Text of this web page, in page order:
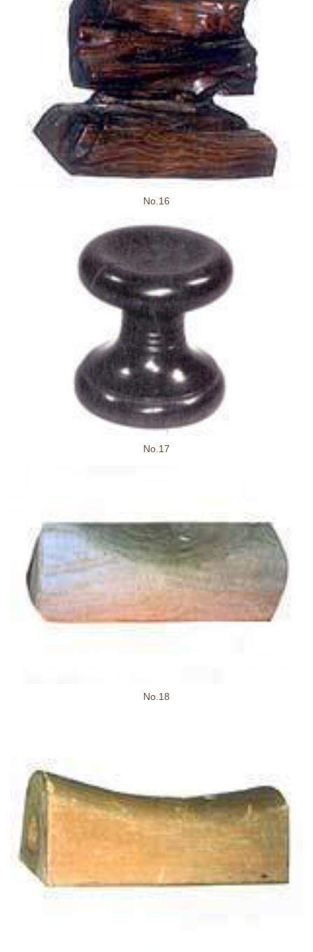
No.16
No.17
No.18